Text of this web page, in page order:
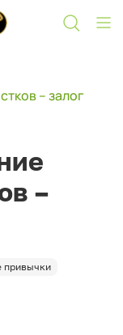
– залог
–
привычки